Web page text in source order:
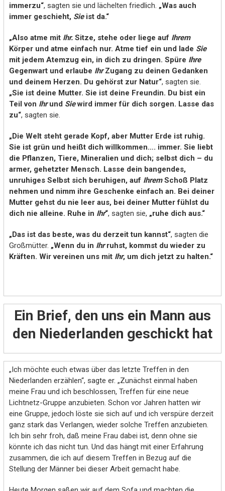
immerzu“, sagten sie und lächelten friedlich. „Was auch
immer geschieht, Sie ist da.“
„Also atme mit Ihr. Sitze, stehe oder liege auf Ihrem
Körper und atme einfach nur. Atme tief ein und lade Sie
mit jedem Atemzug ein, in dich zu dringen. Spüre Ihre
Gegenwart und erlaube IhrZugang zu deinen Gedanken
und deinem Herzen. Du gehörst zur Natur“, sagten sie.
„Sie ist deine Mutter. Sie ist deine Freundin. Du bist ein
Teil von Ihrund Siewird immer für dich sorgen. Lasse das
zu“, sagten sie.
„Die Welt steht gerade Kopf, aber Mutter Erde ist ruhig.
Sie ist grün und heißt dich willkommen…. immer. Sie liebt
die Pflanzen, Tiere, Mineralien und dich; selbst dich – du
armer, gehetzter Mensch. Lasse dein bangendes,
unruhiges Selbst sich beruhigen, auf IhremSchoß Platz
nehmen und nimm ihre Geschenke einfach an. Bei deiner
Mutter gehst du nie leer aus, bei deiner Mutter fühlst du
dich nie alleine. Ruhe in Ihr“, sagten sie, „ruhe dich aus.“
„Das ist das beste, was du derzeit tun kannst“, sagten die
Großmütter. „Wenn du in Ihrruhst, kommst du wieder zu
Kräften. Wir vereinen uns mit Ihr, um dich jetzt zu halten.“
Ein Brief, den uns ein Mann aus
den Niederlanden geschickt hat
„Ich möchte euch etwas über das letzte Treffen in den
Niederlanden erzählen“, sagte er. „Zunächst einmal haben
meine Frau und ich beschlossen, Treffen für eine neue
Lichtnetz-Gruppe anzubieten. Schon vor Jahren hatten wir
eine Gruppe, jedoch löste sie sich auf und ich verspüre derzeit
ganz stark das Verlangen, wieder solche Treffen anzubieten.
Ich bin sehr froh, daß meine Frau dabei ist, denn ohne sie
könnte ich das nicht tun. Und das hängt mit einer Erfahrung
zusammen, die ich auf diesem Treffen in Bezug auf die
Stellung der Männer bei dieser Arbeit gemacht habe.